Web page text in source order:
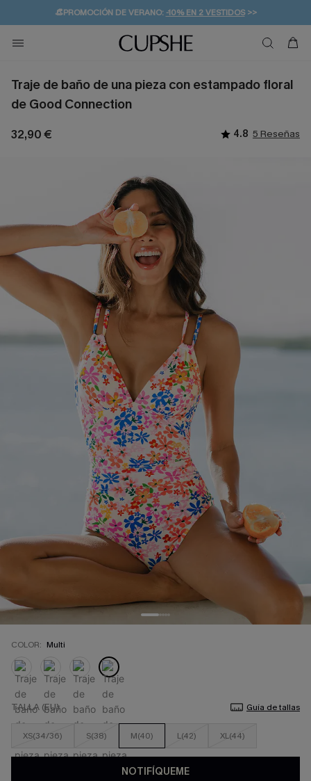
👒PROMOCIÓN DE VERANO:-10% EN 2 VESTIDOS>>
💌¡SUSCRIBIRSE & GANAR -10% EXTRA!
🚚ENVÍO GRATUITO A PARTIR DE 49 € >>
Traje de baño de una pieza con estampado floral
de Good Connection
32,90 € 4.8 5 Reseñas
COLOR: Multi
TALLA (EU) Guía de tallas
XS(34/36) S(38) M(40) L(42) XL(44)
NOTIFÍQUEME